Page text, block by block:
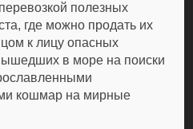
полезных
где можно продать их
к лицу опасных
в море на поиски
кошмар на мирные